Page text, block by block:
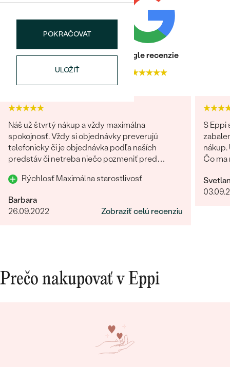
0.026 ct
TVAR:
Round
FARBA:
G-H
Postranné drahokamy
DRUH:
KARÁTOVÁ VÁHA:
TVAR:
Round
ČISTOTA:
SI
FARBA:
G- H
Postranné drahokamy
TVAR
Round
ČISTOTA:
SI
Lab-grown diamant
POKRAČOVAT
ULOŽIŤ
Heuréka recenzie
4.9
Google recenzie
Náš už štvrtý nákup a vždy maximálna
spokojnosť. Vždy si objednávky preverujú
telefonicky či je objednávka podľa naších
predstáv či netreba niečo pozmeniť pred
Rýchlosť Maximálna starostlivosť
Barbara
26.09.2022
Zobraziť celú recenziu
S Eppi
nákup.
Čo ma
Ďakujem Eppi. PS:
fotky
Prečo nakupovať v Eppi